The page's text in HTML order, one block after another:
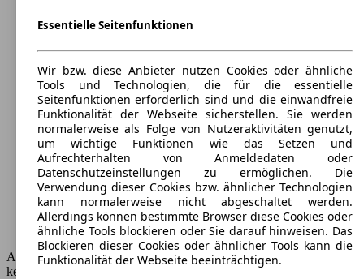
Maße (L/B/H):
ab 4770 x 1815 x 1440 mm
Leistung:
96 KW (131 PS)
Türen:
4
Sitze:
5
Kofferraum:
435 - 435 Liter
Anhängelast:
1500 kg
AutoScout24 GmbH übernimmt für die Richtigkeit der Angaben
keine Gewähr.
Essentielle Seitenfunktionen
Wir bzw. diese Anbieter nutzen Cookies oder ähnliche
Tools und Technologien, die für die essentielle
Seitenfunktionen erforderlich sind und die einwandfreie
Funktionalität der Webseite sicherstellen. Sie werden
normalerweise als Folge von Nutzeraktivitäten genutzt,
um wichtige Funktionen wie das Setzen und
Aufrechterhalten von Anmeldedaten oder
Datenschutzeinstellungen zu ermöglichen. Die
Verwendung dieser Cookies bzw. ähnlicher Technologien
kann normalerweise nicht abgeschaltet werden.
Allerdings können bestimmte Browser diese Cookies oder
ähnliche Tools blockieren oder Sie darauf hinweisen. Das
Blockieren dieser Cookies oder ähnlicher Tools kann die
Funktionalität der Webseite beeinträchtigen.